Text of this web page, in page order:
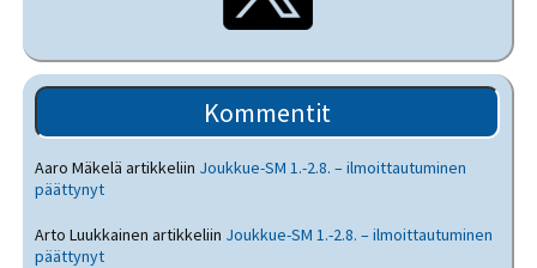
Kommentit
Aaro Mäkelä artikkeliin Joukkue-SM 1.-2.8. – ilmoittautuminen
päättynyt
Arto Luukkainen artikkeliin Joukkue-SM 1.-2.8. – ilmoittautuminen
päättynyt